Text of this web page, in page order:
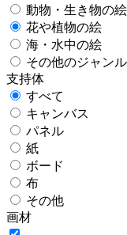
動物・生き物の絵
花や植物の絵
海・水中の絵
その他のジャンル
支持体
すべて
キャンバス
パネル
紙
ボード
布
その他
画材